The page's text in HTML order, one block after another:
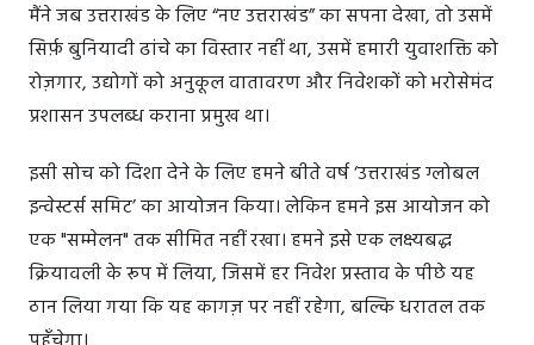
मैंने जब उत्तराखंड के लिए “नए उत्तराखंड” का सपना देखा, तो उसमें
सिर्फ़ बुनियादी ढांचे का विस्तार नहीं था, उसमें हमारी युवाशक्ति को
रोज़गार, उद्योगों को अनुकूल वातावरण और निवेशकों को भरोसेमंद
प्रशासन उपलब्ध कराना प्रमुख था।
इसी सोच को दिशा देने के लिए हमने बीते वर्ष ‘उत्तराखंड ग्लोबल
इन्वेस्टर्स समिट’ का आयोजन किया। लेकिन हमने इस आयोजन को
एक "सम्मेलन" तक सीमित नहीं रखा। हमने इसे एक लक्ष्यबद्ध
क्रियावली के रूप में लिया, जिसमें हर निवेश प्रस्ताव के पीछे यह
ठान लिया गया कि यह कागज़ पर नहीं रहेगा, बल्कि धरातल तक